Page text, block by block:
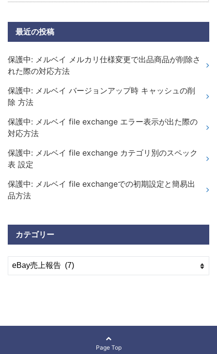
最近の投稿
保護中: メルベイ メルカリ仕様変更で出品商品が削除さ
れた際の対応方法
保護中: メルベイ バージョンアップ時 キャッシュの削
除 方法
保護中: メルベイ file exchange エラー表示が出た際の
対応方法
保護中: メルベイ file exchange カテゴリ別のスペック
表 設定
保護中: メルベイ file exchangeでの初期設定と簡易出
品方法
カテゴリー
Page Top